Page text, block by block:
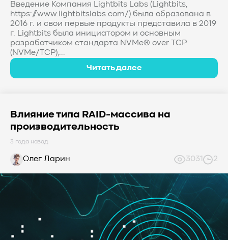
Введение Компания Lightbits Labs (Lightbits,
https://www.lightbitslabs.com/) была образована в
2016 г. и свои первые продукты представила в 2019
г. Lightbits была инициатором и основным
разработчиком стандарта NVMe® over TCP
(NVMe/TCP),...
Читать далее
Влияние типа RAID-массива на
производительность
3 года назад
Олег Ларин 3031 2